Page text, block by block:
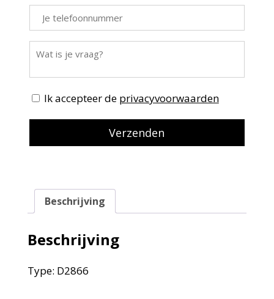
Ik accepteer de privacyvoorwaarden
Beschrijving
Beschrijving
Type: D2866